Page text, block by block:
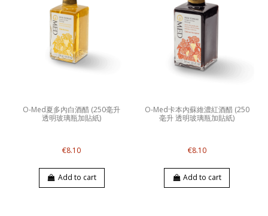
O-Med夏多內白酒醋 (250毫升
透明玻璃瓶加貼紙)
€8.10
Add to cart
O-Med卡本內蘇維濃紅酒醋 (250
毫升 透明玻璃瓶加貼紙)
€8.10
Add to cart